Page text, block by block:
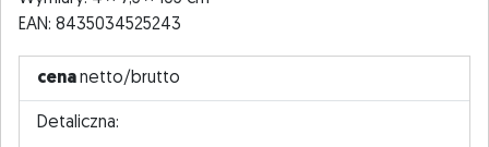
EAN: 8435034525243
cenanetto/brutto
Detaliczna: